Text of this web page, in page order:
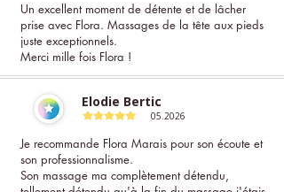
Un excellent moment de détente et de lâcher
prise avec Flora. Massages de la tête aux pieds
juste exceptionnels.
Merci mille fois Flora !
Elodie Bertic
05.2026
Je recommande Flora Marais pour son écoute et
son professionnalisme.
Son massage ma complètement détendu,